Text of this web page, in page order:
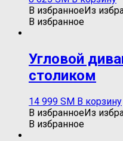
В избранноеИз
В избранное
Угловой
столиком
14 999 ЅМ В корзину
В избранноеИз
В избранное